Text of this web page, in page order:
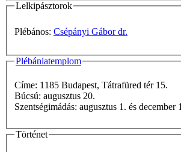
Lelkipásztorok
Plébános: Csépányi Gábor dr.
Plébániatemplom
Címe: 1185 Budapest, Tátrafüred tér 15.
Búcsú: augusztus 20.
Szentségimádás: augusztus 1. és
Történet